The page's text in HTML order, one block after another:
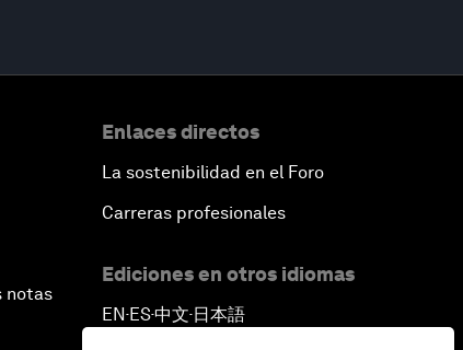
notas
Enlaces directos
La sostenibilidad en el Foro
Carreras profesionales
Ediciones en otros idiomas
EN ▪ES▪中文▪ 日本語